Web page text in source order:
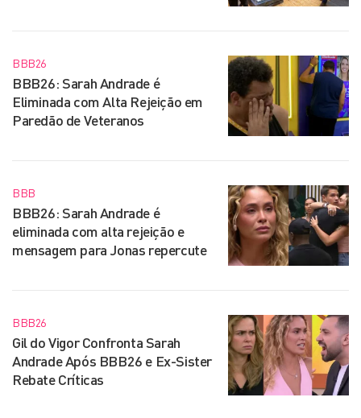
BBB26
BBB26: Sarah Andrade é
Eliminada com Alta Rejeição em
Paredão de Veteranos
BBB
BBB26: Sarah Andrade é
eliminada com alta rejeição e
mensagem para Jonas repercute
BBB26
Gil do Vigor Confronta Sarah
Andrade Após BBB26 e Ex-Sister
Rebate Críticas